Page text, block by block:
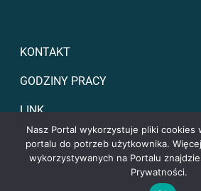
KONTAKT
GODZINY PRACY
LINK
Nasz Portal wykorzystuje pliki cookies
portalu do potrzeb użytkownika.
wykorzystywanych na Portalu
Prywatności.